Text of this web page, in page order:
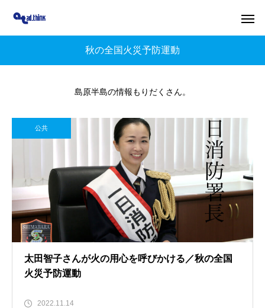
秋の全国火災予防運動
島原半島の情報もりだくさん。
公共
太田智子さんが火の用心を呼びかける／秋の全国
火災予防運動
2022.11.14